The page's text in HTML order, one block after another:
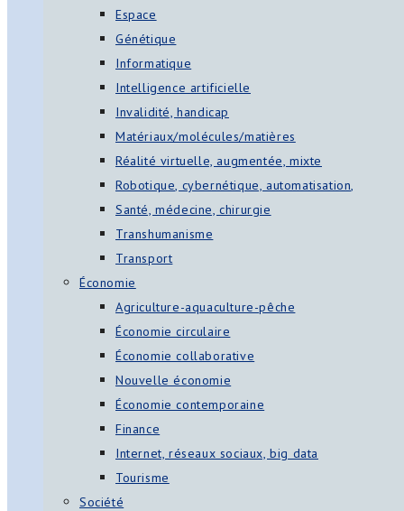
Espace
Génétique
Informatique
Intelligence artificielle
Invalidité, handicap
Matériaux/molécules/matières
Réalité virtuelle, augmentée, mixte
Robotique, cybernétique, automatisation,
Santé, médecine, chirurgie
Transhumanisme
Transport
Économie
Agriculture-aquaculture-pêche
Économie circulaire
Économie collaborative
Nouvelle économie
Économie contemporaine
Finance
Internet, réseaux sociaux, big data
Tourisme
Société